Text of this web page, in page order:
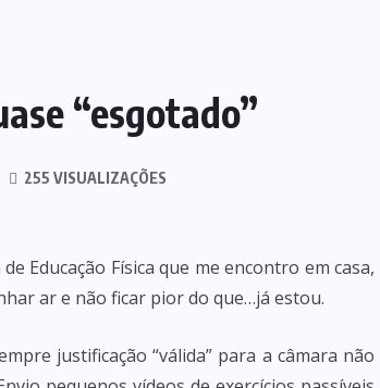
“esgotado”
255 VISUALIZAÇÕES
Educação Física que me encontro em casa,
ar e não ficar pior do que…já estou.
justificação “válida” para a câmara não